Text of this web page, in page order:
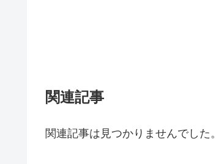
関連記事
関連記事は見つかりませんでした。